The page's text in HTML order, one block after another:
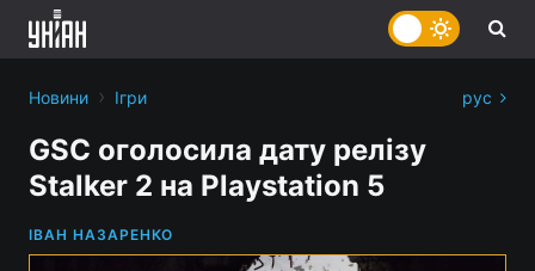
Новини › Ігри рус
GSC оголосила дату релізу
Stalker 2 на Playstation 5
ІВАН НАЗАРЕНКО